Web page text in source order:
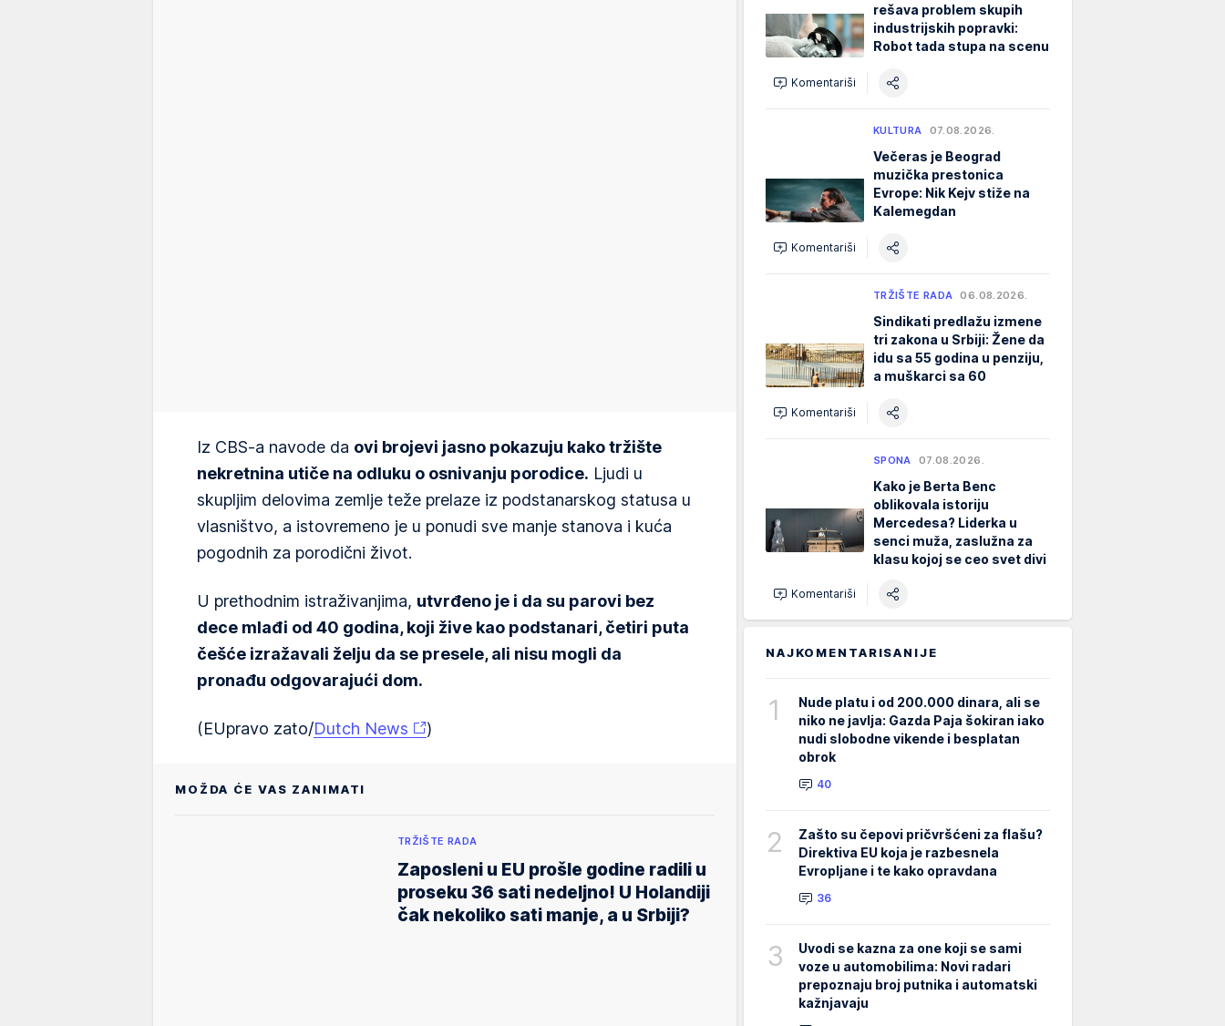
Iz CBS-a navode da ovi brojevi jasno pokazuju kako tržište
nekretnina utiče na odluku o osnivanju porodice. Ljudi u
skupljim delovima zemlje teže prelaze iz podstanarskog statusa u
vlasništvo, a istovremeno je u ponudi sve manje stanova i kuća
pogodnih za porodični život.
U prethodnim istraživanjima, utvrđeno je i da su parovi bez
dece mlađi od 40 godina, koji žive kao podstanari, četiri puta
češće izražavali želju da se presele, ali nisu mogli da
pronađu odgovarajući dom.
(EUpravo zato/Dutch News )
MOŽDA ĆE VAS ZANIMATI
TRŽIŠTE RADA
Zaposleni u EU prošle godine radili u
proseku 36 sati nedeljno! U Holandiji
čak nekoliko sati manje, a u Srbiji?
rešava problem skupih
industrijskih popravki:
Robot tada stupa na scenu
Komentariši
KULTURA 07.08.2026.
Večeras je Beograd
muzička prestonica
Evrope: Nik Kejv stiže na
Kalemegdan
Komentariši
TRŽIŠTE RADA 06.08.2026.
Sindikati predlažu izmene
tri zakona u Srbiji: Žene da
idu sa 55 godina u penziju,
a muškarci sa 60
Komentariši
SPONA 07.08.2026.
Kako je Berta Benc
oblikovala istoriju
Mercedesa? Liderka u
senci muža, zaslužna za
klasu kojoj se ceo svet divi
Komentariši
NAJKOMENTARISANIJE
1
Nude platu i od 200.000 dinara, ali se
niko ne javlja: Gazda Paja šokiran iako
nudi slobodne vikende i besplatan
obrok
40
2
Zašto su čepovi pričvršćeni za flašu?
Direktiva EU koja je razbesnela
Evropljane i te kako opravdana
36
3
Uvodi se kazna za one koji se sami
voze u automobilima: Novi radari
prepoznaju broj putnika i automatski
kažnjavaju